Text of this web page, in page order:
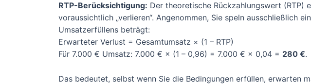
RTP-Berücksichtigung: Der theoretische Rückzahlungswert (RTP)
voraussichtlich „verlieren“. Angenommen, Sie speln ausschließlich
Umsatzerfüllens beträgt:
Erwarteter Verlust = Gesamtumsatz × (1 – RTP)
Für 7.000 € Umsatz: 7.000 € × (1 – 0,96) = 7.000 € × 0,04 = 280 €.
Das bedeutet, selbst wenn Sie die Bedingungen erfüllen, erwarten